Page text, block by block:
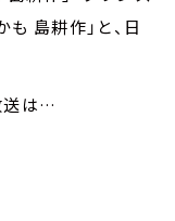
島耕作」と、日
送は…